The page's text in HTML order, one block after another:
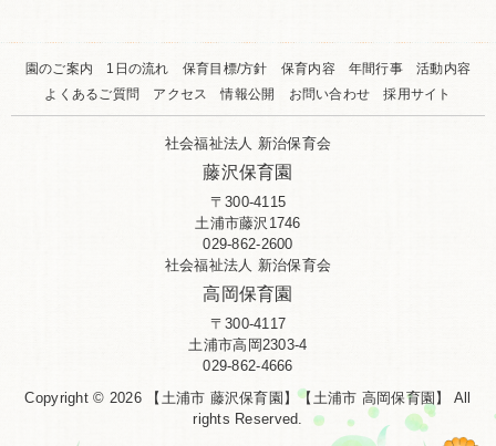
園のご案内 1日の流れ 保育目標/方針 保育内容 年間行事
活動内容
よくあるご質問
アクセス 情報公開 お問い合わせ 採用サイト
社会福祉法人 新治保育会
藤沢保育園
〒300-4115
土浦市藤沢1746
029-862-2600
社会福祉法人 新治保育会
高岡保育園
〒300-4117
土浦市高岡2303-4
029-862-4666
Copyright © 2026 【土浦市 藤沢保育園】【土浦市 高岡保育園】 All
rights Reserved.